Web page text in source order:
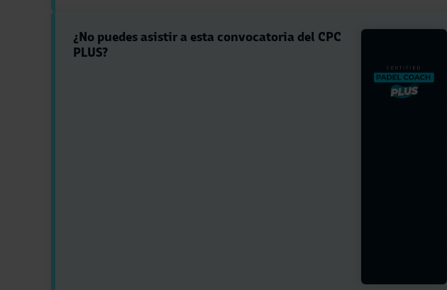
¿No puedes asistir a esta convocatoria del CPC
PLUS?